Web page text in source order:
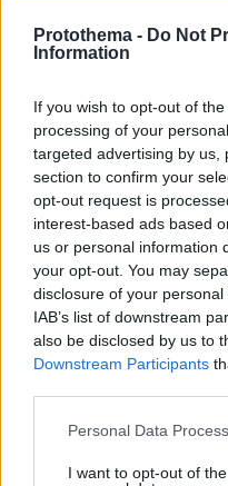
Protothema - Do Not
Information
If you wish to opt-out of
processing of your
targeted advertising by us,
section to confirm your
opt-out request is
interest-based ads based
us or personal information
your opt-out. You may
disclosure of your
IAB’s list of downstream
also be disclosed by us to
Downstream Participants
Please note that this
not limited to your visit or
Personal Data
I want to opt-out of
ΌΝΟΜΑ *
EMAIL